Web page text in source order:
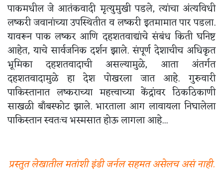
पाकमधील जे आतंकवादी मृत्युमुखी पडले, त्यांचा अंत्यविधी
लष्करी जवानांच्या उपस्थितीत व लष्करी इतमामात पार पडला.
यावरून पाक लष्कर आणि दहशतवाद्यांचे संबंध किती घनिष्ट
आहेत, याचे सार्वजनिक दर्शन झाले. संपूर्ण देशाचीच अधिकृत
भूमिका दहशतवादाची असल्यामुळे, आता अंतर्गत
दहशतवादामुळे हा देश पोखरला जात आहे. गुरुवारी
पाकिस्तानात लष्कराच्या महत्त्वाच्या केंद्रांवर ठिकठिकाणी
साखळी बाँबस्फोट झाले. भारताला आग लावायला निघालेला
पाकिस्तान स्वतःच भस्मसात होऊ लागला आहे...
प्रस्तुत लेखातील मतांशी इंडी जर्नल सहमत असेलच असं नाही.